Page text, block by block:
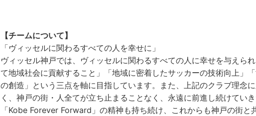
【チームについて】
「ヴィッセルに関わるすべての人を幸せに」
ヴィッセル神戸では、ヴィッセルに関わるすべての人に幸せを与えら
て地域社会に貢献すること」「地域に密着したサッカーの技術向上」
の創造」という三点を軸に目指しています。また、上記のクラブ理念
く、神戸の街・人全てが立ち止まることなく、永遠に前進し続けてい
「Kobe Forever Forward」の精神も持ち続け、これからも神戸の街と